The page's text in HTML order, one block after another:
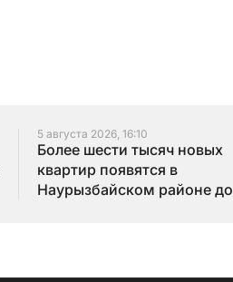
5 августа 2026, 16:10
Более шести тысяч новых
квартир появятся в
Наурызбайском районе до